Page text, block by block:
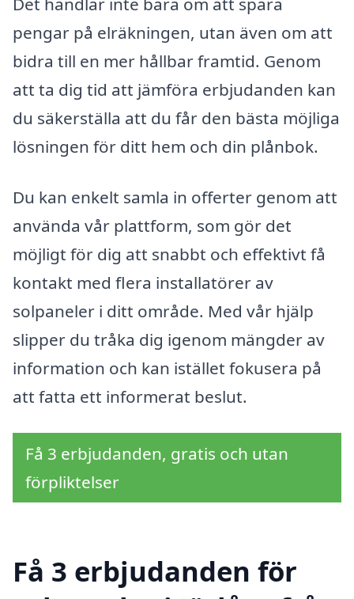
pengar på elräkningen, utan även om att
bidra till en mer hållbar framtid. Genom
att ta dig tid att jämföra erbjudanden kan
du säkerställa att du får den bästa möjliga
lösningen för ditt hem och din plånbok.
Du kan enkelt samla in offerter genom att
använda vår plattform, som gör det
möjligt för dig att snabbt och effektivt få
kontakt med flera installatörer av
solpaneler i ditt område. Med vår hjälp
slipper du tråka dig igenom mängder av
information och kan istället fokusera på
att fatta ett informerat beslut.
Få 3 erbjudanden, gratis och utan
förpliktelser
Få 3 erbjudanden för